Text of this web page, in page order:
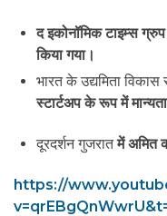
द इकोनॉमिक टाइम्स ग्रुप
किया गया।
भारत के उद्यमिता
स्टार्टअप के रूप में
दूरदर्शन गुजरातमें अमित
https://